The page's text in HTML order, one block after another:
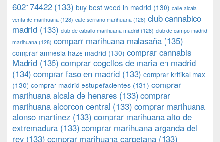
602174422 (133) buy best weed in madrid (130) calle alcala
venta de marihuana (128) calle serrano marihuana (128) club cannabico
madrid (133) club de caballo marihuana madrid (128) club de campo madrid
marihuana (128) comparr marihuana malasaña (135)
comprar amnesia haze madrid (130) comprar cannabis
Madrid (135) comprar cogollos de maria en madrid
(134) comprar faso en madrid (133) comprar kritikal max
(130) comprar madrid estupefacientes (131) comprar
marihuana alcala de henares (133) comprar
marihuana alcorcon central (133) comprar marihuana
alonso martinez (133) comprar marihuana alto de
extremadura (133) comprar marihuana arganda del
rey (133) comprar marihuana carpetana (133)